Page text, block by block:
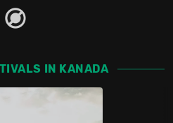
IN KANADA